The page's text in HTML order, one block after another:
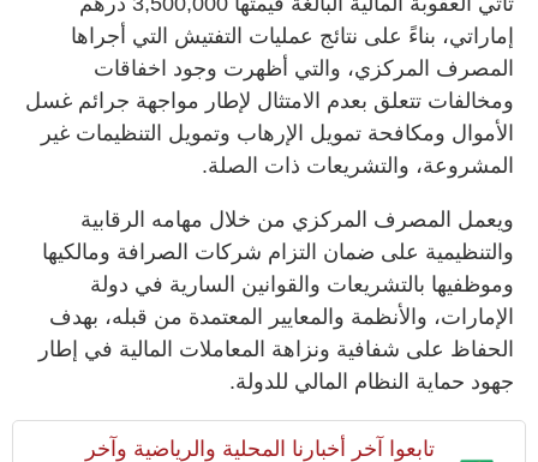
إماراتي، بناءً على نتائج عمليات التفتيش التي أجراها
المصرف المركزي، والتي أظهرت وجود اخفاقات
ومخالفات تتعلق بعدم الامتثال لإطار مواجهة جرائم غسل
الأموال ومكافحة تمويل الإرهاب وتمويل التنظيمات غير
المشروعة، والتشريعات ذات الصلة.
ويعمل المصرف المركزي من خلال مهامه الرقابية
والتنظيمية على ضمان التزام شركات الصرافة ومالكيها
وموظفيها بالتشريعات والقوانين السارية في دولة
الإمارات، والأنظمة والمعايير المعتمدة من قبله، بهدف
الحفاظ على شفافية ونزاهة المعاملات المالية في إطار
جهود حماية النظام المالي للدولة.
تابعوا آخر أخبارنا المحلية والرياضية وآخر